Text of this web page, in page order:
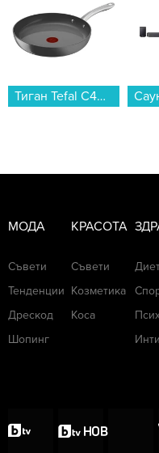
Как
Тиган Tefal C4240743 Renew+ 30cm...
МОДА
Съвети
Тенденции
Дрескод
Шопинг
КРАСОТА
Съвети
Козметика
Коса